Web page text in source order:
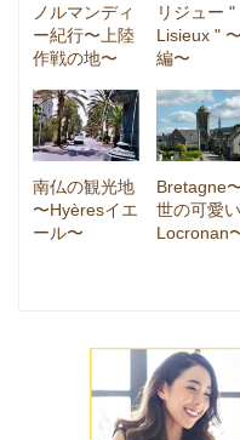
ノルマンディ
ー紀行〜上陸
作戦の地〜
リジュー "
Lisieux "
編〜
南仏の観光地
〜Hyèresイエ
ール〜
Bretagne
世の可愛
Locronan